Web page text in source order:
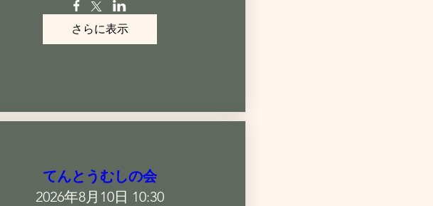
さらに表示
てんとうむしの会
2026年8月10日 10:30